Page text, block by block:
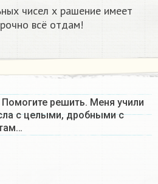
чисел х рашение имеет
всё отдам!
Помогите решить. Меня учили
с целыми, дробными с